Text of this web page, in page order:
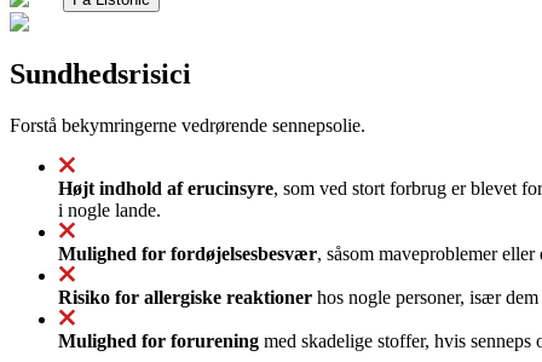
Sundhedsrisici
Forstå bekymringerne vedrørende sennepsolie.
Højt indhold af erucinsyre, som ved stort forbrug er blevet
i nogle lande.
Mulighed for fordøjelsesbesvær, såsom maveproblemer
Risiko for allergiske reaktioner hos nogle personer, især
Mulighed for forurening med skadelige stoffer, hvis